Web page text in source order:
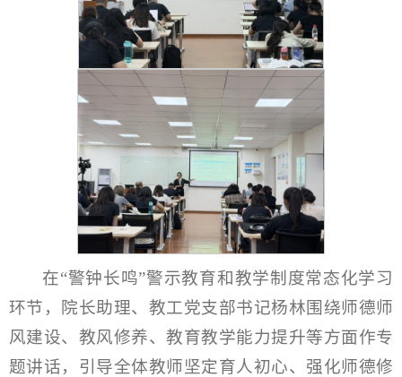
在“警钟长鸣”警示教育和教学制度常态化学习
环节，院长助理、教工党支部书记杨林围绕师德师
风建设、教风修养、教育教学能力提升等方面作专
题讲话，引导全体教师坚定育人初心、强化师德修